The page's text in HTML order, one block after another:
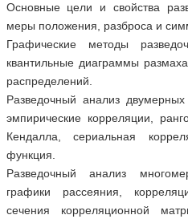
Основные цели и свойства
меры положения, разброса и
Графические методы
квантильные диаграммы
распределений.
Разведочный анализ
эмпирические корреляции,
Кендалла, сериальная
функция.
Разведочный анализ
графики рассеяния,
сечения корреляционной